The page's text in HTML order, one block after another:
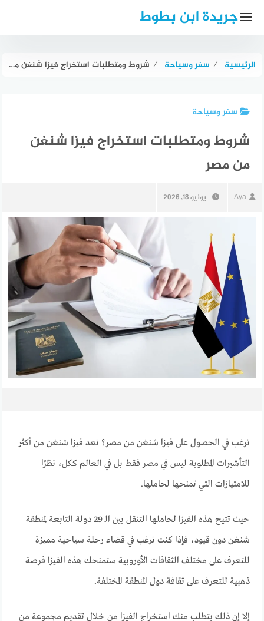
جريدة ابن بطوط
الرئيسية ⁄ سفر وسياحة ⁄ شروط ومتطلبات استخراج فيزا شنغن من مصر
سفر وسياحة
شروط ومتطلبات استخراج فيزا شنغن
من مصر
Aya يونيو 18, 2026
ترغب في الحصول على فيزا شنغن من مصر؟ تعد فيزا شنغن من أكثر
التأشيرات المطلوبة ليس في مصر فقط بل في العالم ككل، نظرًا
للامتيازات التي تمنحها لحاملها.
حيث تتيح هذه الفيزا لحاملها التنقل بين الـ 29 دولة التابعة لمنطقة
شنغن دون قيود، فإذا كنت ترغب في قضاء رحلة سياحية مميزة
للتعرف على مختلف الثقافات الأوروبية ستمنحك هذه الفيزا فرصة
ذهبية للتعرف على ثقافة دول المنطقة المختلفة.
إلا إن ذلك يتطلب منك استخراج الفيزا من خلال تقديم مجموعة من